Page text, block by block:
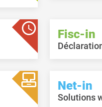
Fisc-in
Net-in
Solutions